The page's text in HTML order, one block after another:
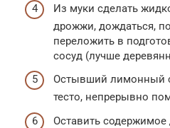
Из муки сделать
дрожжи, дождаться,
переложить в
сосуд (лучше
Остывший лимонный
тесто, непрерывно
Оставить